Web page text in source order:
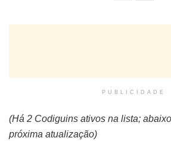
PUBLICIDADE
(Há 2 Codiguins ativos na lista;
próxima atualização)